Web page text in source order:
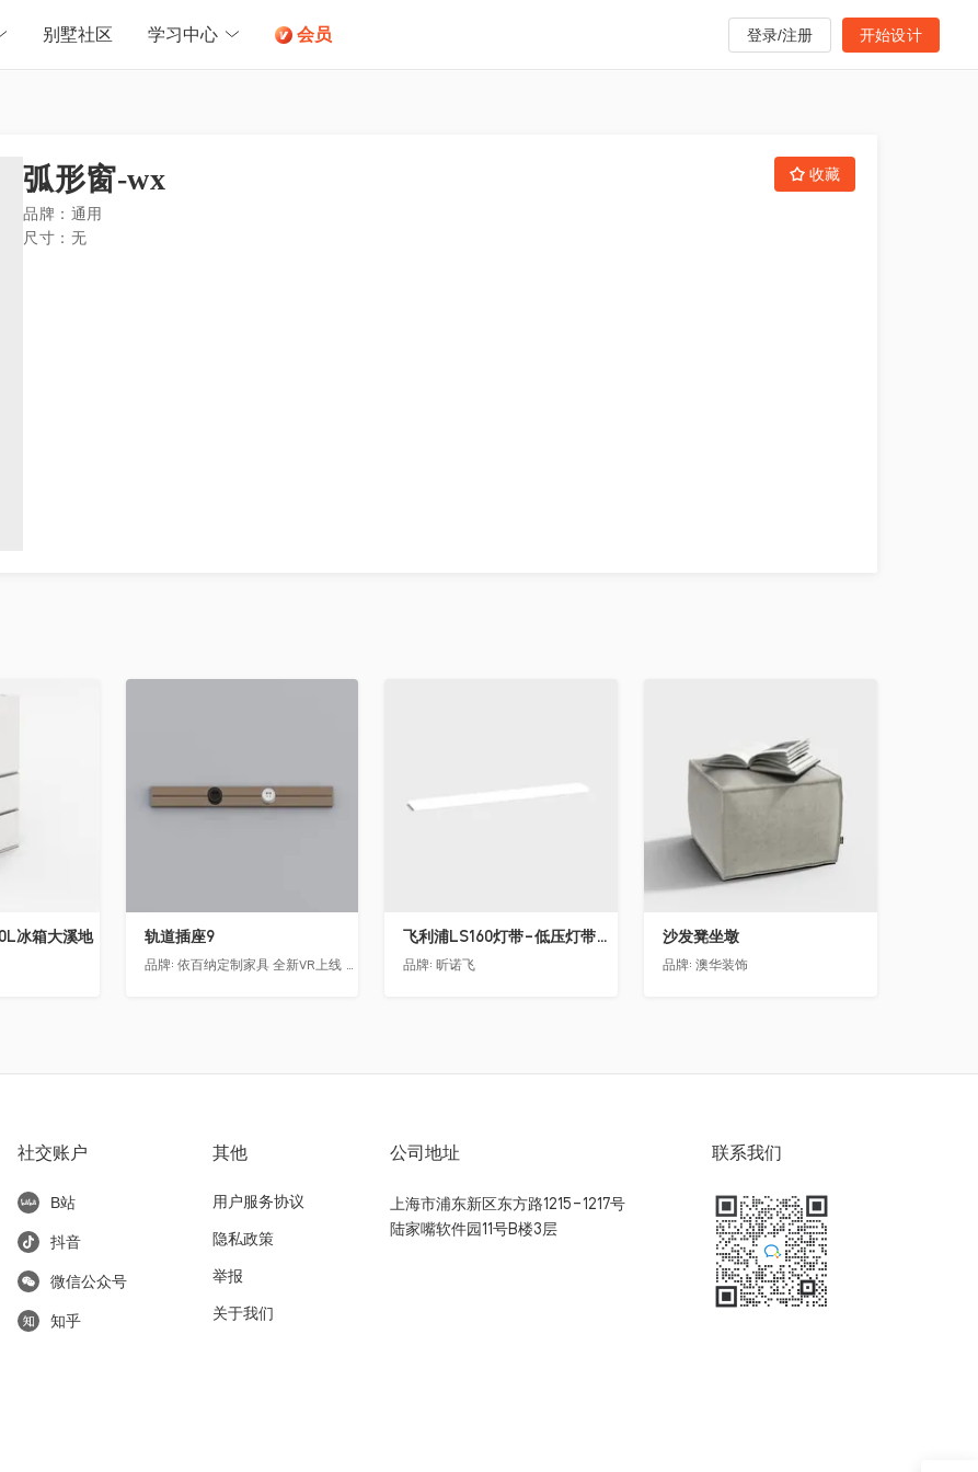
别墅社区 学习中心 会员 登录/注册 开始设计
弧形窗-wx
品牌： 通用
尺寸： 无
收藏
冰箱大溪地 轨道插座9
品牌: 依百纳定制家具 全新VR上线 让您提前遇见你未来的家！
飞利浦LS160灯带-低压灯带-100mm
品牌:昕诺飞
沙发凳坐墩
品牌:澳华装饰
社交账户
B站
抖音
微信公众号
知乎
其他
用户服务协议
隐私政策
举报
关于我们
公司地址
上海市浦东新区东方路1215-1217号
陆家嘴软件园11号B楼3层
联系我们